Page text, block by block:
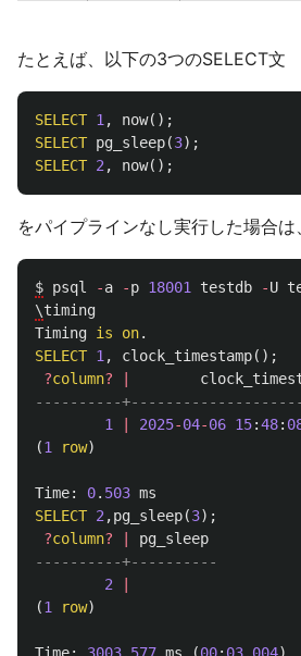
たとえば、以下の3つのSELECT文
SELECT 1 , now();
SELECT pg_sleep(3);
SELECT 2 , now();
をパイプラインなし実行した場合は
$ psql -a -p 18001 testdb -U
\timing
Timing is on.
SELECT 1 , clock_timestamp();
?column?
----------
1
2025-04-06 15:48:
(1 row)
Time: 0. 503 ms
SELECT 2 ,pg_sleep(3);
?column?
pg_sleep
----------+----------
2
(1 row)